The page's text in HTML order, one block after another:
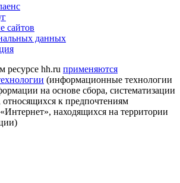
сайтов
данных
hh.ru применяются
(информационные технологии
на основе сбора, систематизации
относящихся к предпочтениям
находящихся на территории